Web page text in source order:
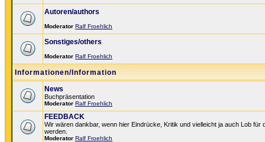
Autoren/authors
Moderator Ralf Froehlich
Sonstiges/others
Moderator Ralf Froehlich
Informationen/Information
News
Buchpräsentation
Moderator Ralf Froehlich
FEEDBACK
Wir wären dankbar, wenn hier Eindrücke, Kritik und vielleicht ja auch Lob
werden.
Moderator Ralf Froehlich